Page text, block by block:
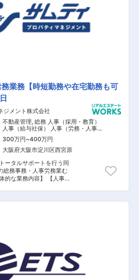
源が自動的にダウンす
り、ライフワークバラン
子様が落ち着かれてから
迎えに行かれる方にも安
る環境です。（時差出勤
みを行っております。 お
は、時間短縮勤務が可能
クスタイルに合わせた
業務【時短勤務や在宅勤務も可
ジメント株式会社
不動産管理, 総務 人事（採用・教育）
人事（給与社保） 人事（労務・人事制
度） その他人事
300万円~400万円
大阪府大阪市淀川区西宮原
ータルサポートを行う同
総務事務・人事労務業む
支援 ■人事・評価・賃金
管理 ■社内行事運営 ■
応 ■取引信用調査 ■社
関する社内承認手続き ■
当者コメン
環として、18時にはPC